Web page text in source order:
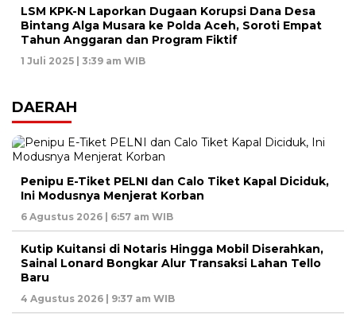
LSM KPK-N Laporkan Dugaan Korupsi Dana Desa
Bintang Alga Musara ke Polda Aceh, Soroti Empat
Tahun Anggaran dan Program Fiktif
1 Juli 2025 | 3:39 am WIB
DAERAH
Penipu E-Tiket PELNI dan Calo Tiket Kapal Diciduk,
Ini Modusnya Menjerat Korban
6 Agustus 2026 | 6:57 am WIB
Kutip Kuitansi di Notaris Hingga Mobil Diserahkan,
Sainal Lonard Bongkar Alur Transaksi Lahan Tello
Baru
4 Agustus 2026 | 9:37 am WIB